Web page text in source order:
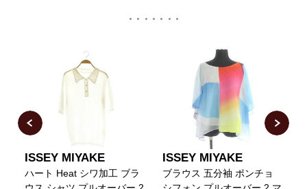
ISSEY MIYAKE
ハート Heat シワ加工 ブラ
ISSEY MIYAKE
ブラウス 五分袖 ポンチョ